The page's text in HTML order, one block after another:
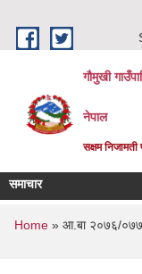
गौमुखी
नेपाल
सक्षम
समाचार
You are
Home» आ.बा २०७६/०७७